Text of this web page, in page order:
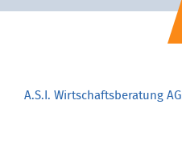
A.S.I. Wirtschaftsberatung AG